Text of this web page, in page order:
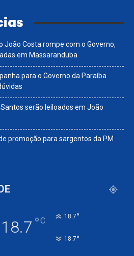
João Costa rompe com o Governo,
em Massaranduba
para o Governo da Paraíba
serão leiloados em João
promoção para sargentos da PM
18.7 °C 18.7°
18.7°